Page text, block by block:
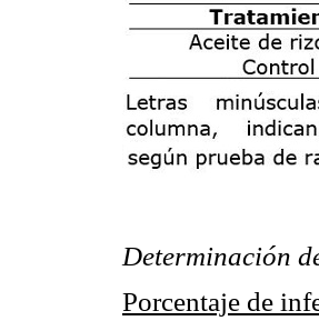
Determinación
Porcentaje de